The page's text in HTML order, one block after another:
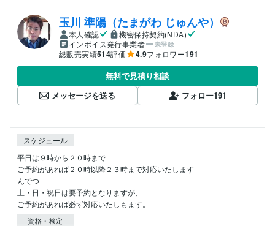
玉川 準陽（たまがわ じゅんや）
本人確認
機密保持契約(NDA)
インボイス発行事業者
未登録
総販売実績514評価 4.9フォロワー191
無料で見積り相談
メッセージを送る
フォロー191
スケジュール
平日は９時から２０時まで
ご予約があれば２０時以降２３時まで対応いたします
んでつ
土・日・祝日は要予約となりますが、
ご予約があれば必ず対応いたしもます。
資格・検定